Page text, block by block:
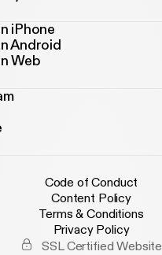
iPhone
Android
Web
Code of Conduct
Content Policy
Terms & Conditions
Privacy Policy
SSL Certified Website